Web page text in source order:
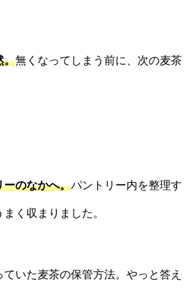
。無くなってしまう前に、次の麦茶
ーのなかへ。パントリー内を整理す
く収まりました。
いた麦茶の保管方法。やっと答え